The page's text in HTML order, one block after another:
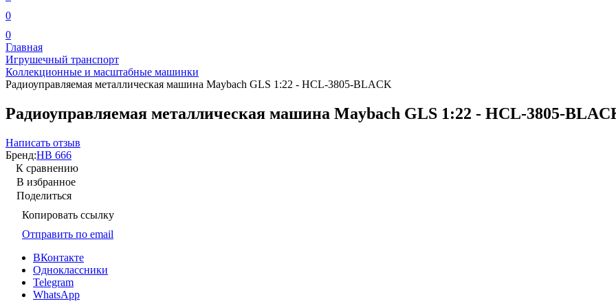
0
0
Главная
Игрушечный транспорт
Коллекционные и масштабные машинки
Радиоуправляемая металлическая машина Maybach GLS 1:22 - HCL-3805-BLACK
Радиоуправляемая металлическая машина Maybach GLS 1:22 - HCL-3805-
Написать отзыв
Бренд:HB 666
К сравнению
В избранное
Поделиться
Копировать ссылку
Отправить по email
ВКонтакте
Одноклассники
Telegram
WhatsApp